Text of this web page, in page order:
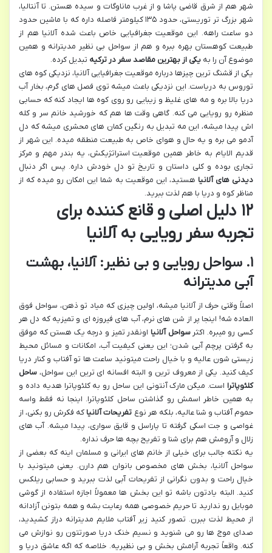
شهر هم از شرق قاضی پاشا و از غرب ماناوگات و سیده هستن. تا آنتالیا،
شهر بزرگ تر توریستی، حدود ۱۳۵ کیلومتر فاصله داره که با ماشین حدود
دو ساعت راهه. این موقعیت جغرافیایی خاص باعث شده آلانیا هم از
طبیعت کوهستان بهره ببره و هم از سواحل بی نظیر مدیترانه و همین
موضوع آن را به یکی از بهترین مقاصد سفر در ترکیه تبدیل کرده.
یکی از قشنگ ترین چیزها درباره موقعیت جغرافیایی آلانیا، نزدیکی کوه های
توروس به دریاست. این نزدیکی باعث میشه توی فصل های گرم، بخار آب
دریا بالا بره و مه های غلیظ و زیبایی رو روی کوه ها ایجاد کنه که حسابی
منظره رو رویایی می کنه. گاهی وقت ها هم که خورشید خانم سر و کله
اش پیدا میشه، این مه تبدیل به رنگین کمان های محشری میشه که دل
آدمو می بره و یه حال و هوای خاص به طبیعت منطقه میده. این شهر از
قدیم الایام به خاطر همین موقعیت استراتژیکش، یه بندر مهم و مرکز
تجاری بوده و کلی داستان و تاریخ تو دل خودش داره. پس اگر دنبال
دیدنی های آلانیا هستید، این موقعیت به شما این امکان رو میده که از
مناظر کوه و دریا با هم لذت ببرید.
۱۲ دلیل اصلی و قانع کننده برای
تجربه سفر رویایی به آلانیا
۱. سواحل رویایی و بی نظیر: آلانیا، بهشت
آبی مدیترانه
اصلاً وقتی حرف از آلانیا میشه، اولین چیزی که میاد تو ذهن، سواحل فوق
العاده شه! اینجا پر از شن های نرم، آب های فیروزه ای و تمیزیه که دل هر
کسی رو میبره. اکثرسواحل آلانیا اونقدر تمیز و درجه یک هستن که موفق
به گرفتن پرچم آبی شدن؛ این یعنی کیفیت آب، امکانات و مسائل محیط
زیستی شون عالیه و با خیال راحت میتونید ساعت ها تو آفتاب و کنار دریا
کیف کنید. یکی از معروف ترین و البته افسانه ای ترین این سواحل، ساحل
کلئوپاترا است. میگن مارک آنتونی این ساحل رو به کلئوپاترا هدیه داده و
به همین خاطر اسمش رو گذاشتن ساحل کلئوپاترا. اینجا نه فقط واسه
حموم آفتاب و شنا عالیه، بلکه هر نوع تفریحات آلانیا که فکرش رو بکنی، از
غواصی و جت اسکی گرفته تا پاراسل و قایق سواری، پیدا میشه. آب های
زلال و آرومش هم برای شنا و تفریح بچه ها حرف نداره.
یه نکته جالب برای خیلی از خانم های ایرانی و مسلمان اینه که بعضی از
سواحل آلانیا، بخش های مخصوص بانوان هم دارن. یعنی میتونید با
خیال راحت و بدون نگرانی از تفریحات آبی لذت ببرید و حسابی ریلکس
کنید. البته یادتون باشه تو این بخش ها معمولاً اجازه استفاده از گوشی
موبایل رو ندارید تا حریم خصوصی همه رعایت بشه و همه بتونن آزادانه
از محیط لذت ببرن. تصور کنید زیر آفتاب ملایم مدیترانه دراز کشیدید،
صدای موج ها رو می شنوید و نسیم خنک دریا صورتتون رو نوازش می
کنه. واقعاً تجربه آرامش بخش و بی نظیریه. خلاصه که اگه عاشق دریا و